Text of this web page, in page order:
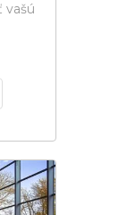
vašú